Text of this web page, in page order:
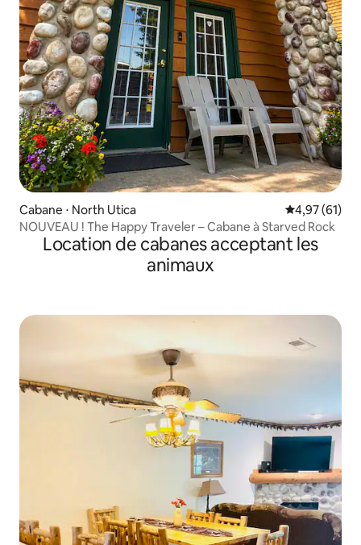
Cabane ⋅ North Utica Évaluation
4,97 (61)
NOUVEAU ! The Happy Traveler – Cabane à Starved Rock
Location de cabanes acceptant les
animaux